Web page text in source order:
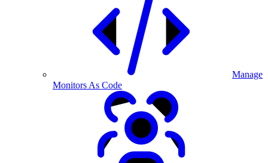
Manage
Monitors As Code